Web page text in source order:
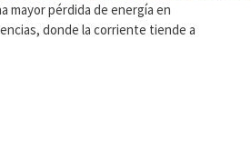
mayor pérdida de energía en
donde la corriente tiende a